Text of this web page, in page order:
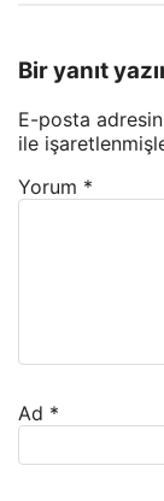
Bir yanıt
E-posta
ile
Yorum *
Ad *